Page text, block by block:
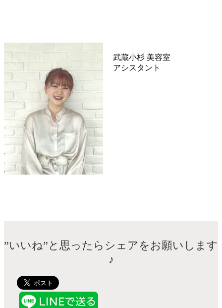
武蔵小杉 美容室
アシスタント
”いいね”と思ったらシェアをお願いします
♪